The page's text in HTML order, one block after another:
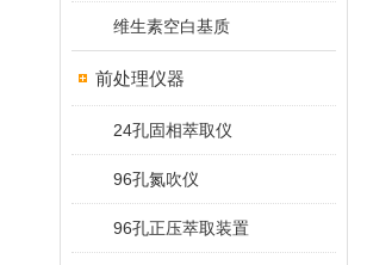
维生素空白基质
前处理仪器
24孔固相萃取仪
96孔氮吹仪
96孔正压萃取装置